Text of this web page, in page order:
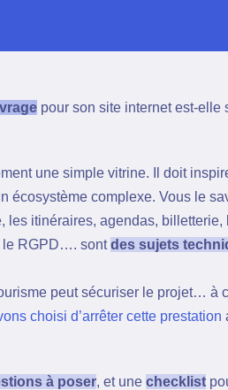
pour son site internet est-elle
une simple vitrine. Il doit
écosystème complexe. Vous le
les itinéraires, agendas, billetterie,
le RGPD…. sontdes sujets
peut sécuriser le projet… à
choisi d’arrêter cette prestation
à poser, et une checklist